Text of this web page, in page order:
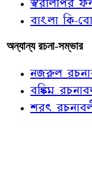
বাংলা কি-
অন্যান্য রচনা-সম্ভার
নজরুল
বঙ্কিম
শরৎ